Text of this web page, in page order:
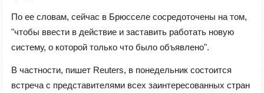
По ее словам, сейчас в Брюсселе сосредоточены на том,
"чтобы ввести в действие и заставить работать новую
систему, о которой только что было объявлено".
В частности, пишет Reuters, в понедельник состоится
встреча с представителями всех заинтересованных стран